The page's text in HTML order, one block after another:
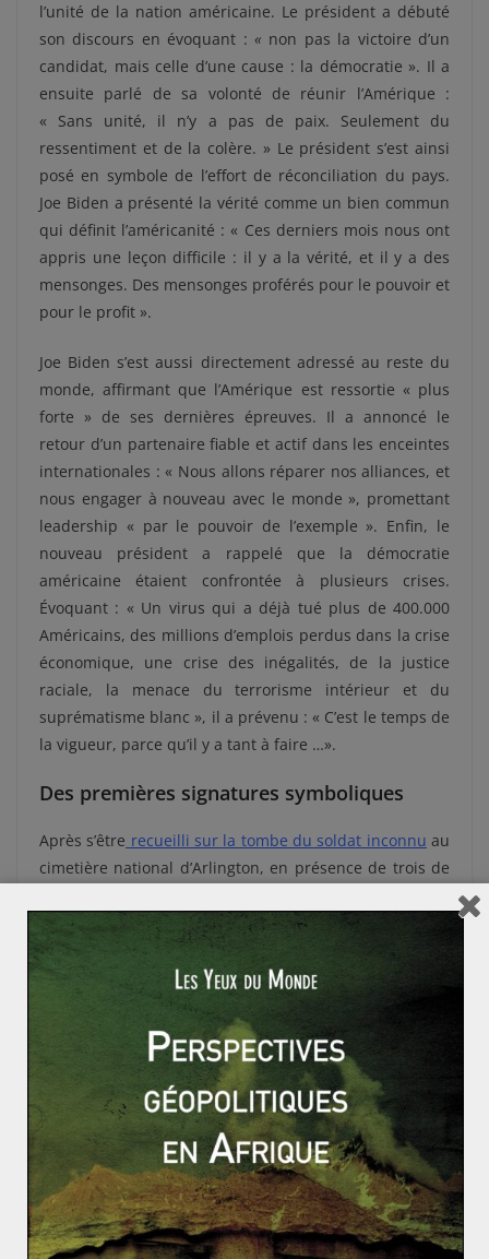
l’unité de la nation américaine. Le président a débuté
son discours en évoquant : « non pas la victoire d’un
candidat, mais celle d’une cause : la démocratie ». Il a
ensuite parlé de sa volonté de réunir l’Amérique :
« Sans unité, il n’y a pas de paix. Seulement du
ressentiment et de la colère. » Le président s’est ainsi
posé en symbole de l’effort de réconciliation du pays.
Joe Biden a présenté la vérité comme un bien commun
qui définit l’américanité : « Ces derniers mois nous ont
appris une leçon difficile : il y a la vérité, et il y a des
mensonges. Des mensonges proférés pour le pouvoir et
pour le profit ».
Joe Biden s’est aussi directement adressé au reste du
monde, affirmant que l’Amérique est ressortie « plus
forte » de ses dernières épreuves. Il a annoncé le
retour d’un partenaire fiable et actif dans les enceintes
internationales : « Nous allons réparer nos alliances, et
nous engager à nouveau avec le monde », promettant
leadership « par le pouvoir de l’exemple ». Enfin, le
nouveau président a rappelé que la démocratie
américaine étaient confrontée à plusieurs crises.
Évoquant : « Un virus qui a déjà tué plus de 400.000
Américains, des millions d’emplois perdus dans la crise
économique, une crise des inégalités, de la justice
raciale, la menace du terrorisme intérieur et du
suprématisme blanc », il a prévenu : « C’est le temps de
la vigueur, parce qu’il y a tant à faire …».
Des premières signatures symboliques
Après s’être recueilli sur la tombe du soldat inconnu au
cimetière national d’Arlington, en présence de trois de
Maison-Blanche. Une fois dans le bureau ovale, il a
signé dix-sept décrets
. Parmi ceux-ci, on peut noter le
retour des États-Unis dans l’Accord de Paris et au sein
Organisation Mondiale de la Santé
importantes, la fin de l’interdiction d’entrée aux États-
Unis pour les ressortissants de pays à majorité
musulmanes et l’arrêt de la construction d’un mur à la
frontière mexicaine. Enfin, une mesure forte,
l’imposition du port du masque dans tous les lieux
relevant de l’État fédéral. Joe Biden a ainsi débuté son
mandat en commençant à détricoter l’œuvre de Donald
Trump.